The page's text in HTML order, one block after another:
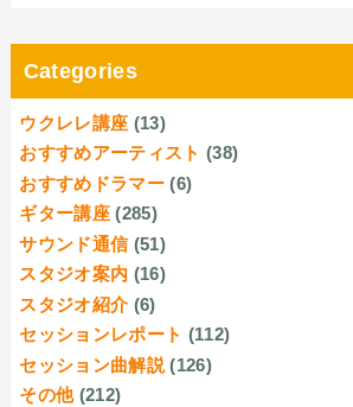
Categories
ウクレレ講座 (13)
おすすめアーティスト (38)
おすすめドラマー (6)
ギター講座 (285)
サウンド通信 (51)
スタジオ案内 (16)
スタジオ紹介 (6)
セッションレポート (112)
セッション曲解説 (126)
その他 (212)